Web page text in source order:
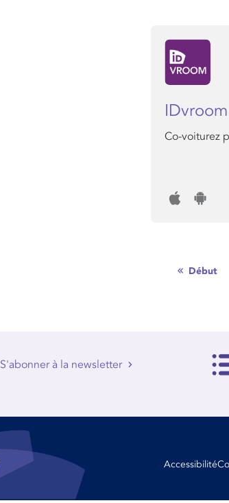
IDvroom
Co-voiturez
Début
S'abonner à la newsletter
Accessibilité